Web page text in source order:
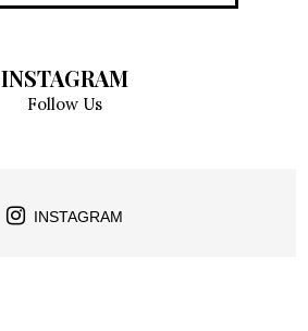
INSTAGRAM
Follow Us
INSTAGRAM